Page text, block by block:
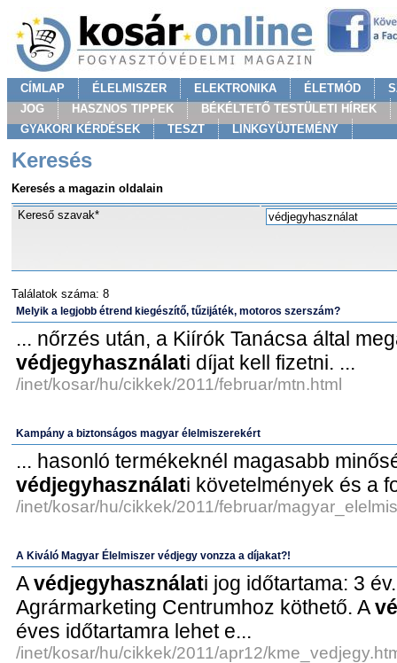
CÍMLAP ÉLELMISZER ELEKTRONIKA ÉLETMÓD
JOG
HASZNOS TIPPEK
BÉKÉLTETŐ TESTÜLETI HÍREK
GYAKORI KÉRDÉSEK
TESZT LINKGYÜJTEMÉNY
Keresés
Keresés a magazin oldalain
Kereső szavak*
Találatok száma: 8
Melyik a legjobb étrend kiegészítő, tűzijáték, motoros szerszám?
... nőrzés után, a Kiírók Tanácsa által
védjegyhasználati díjat kell fizetni. ...
/inet/kosar/hu/cikkek/2011/februar/mtn.html
Kampány a biztonságos magyar élelmiszerekért
... hasonló termékeknél magasabb
védjegyhasználati követelmények és a
/inet/kosar/hu/cikkek/2011/februar/
A Kiváló Magyar Élelmiszer védjegy vonzza a díjakat?!
Avédjegyhasználati jog időtartama: 3
Agrármarketing Centrumhoz köthető. A
éves időtartamra lehet e...
/inet/kosar/hu/cikkek/2011/apr12/